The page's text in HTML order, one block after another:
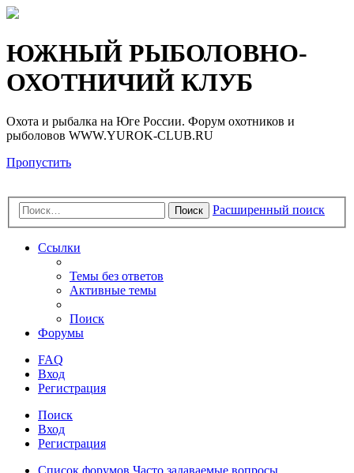
Регистрация
ЮЖНЫЙ РЫБОЛОВНО-
ОХОТНИЧИЙ КЛУБ
Охота и рыбалка на Юге России. Форум охотников и
рыболовов WWW.YUROK-CLUB.RU
Пропустить
Поиск Расширенный поиск
Ссылки
Темы без ответов
Активные темы
Поиск
Форумы
FAQ
Вход
Регистрация
Поиск
Вход
Регистрация